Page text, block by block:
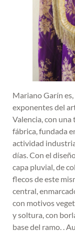
Mariano Garín
exponentes del
Valencia, con
fábrica, fundada
actividad
días. Con el
capa pluvial, de
flecos de este
central,
con motivos
y soltura, con
base del ramo. .